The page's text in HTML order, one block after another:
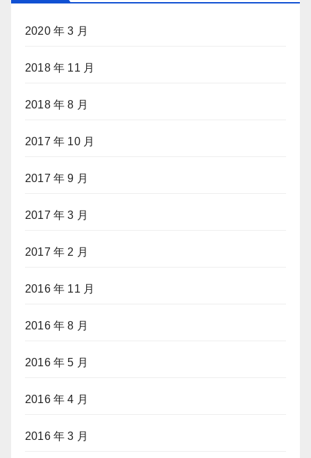
2020 年 3 月
2018 年 11 月
2018 年 8 月
2017 年 10 月
2017 年 9 月
2017 年 3 月
2017 年 2 月
2016 年 11 月
2016 年 8 月
2016 年 5 月
2016 年 4 月
2016 年 3 月